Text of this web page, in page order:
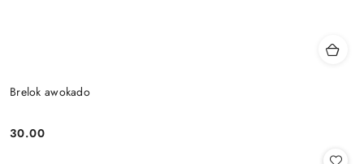
Brelok awokado
Cena:
30.00